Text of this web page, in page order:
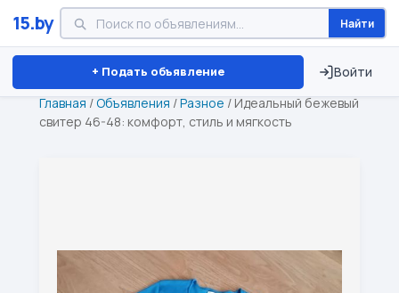
15.by Найти
+ Подать объявление Войти
Минск Витебск Брест ⏱ ТОЛЬКО 15 ДНЕЙ
Главная /Объявления /Разное / Идеальный бежевый
свитер 46-48: комфорт, стиль и мягкость